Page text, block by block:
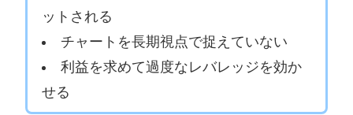
ットされる
チャートを長期視点で捉えていない
利益を求めて過度なレバレッジを効か
せる